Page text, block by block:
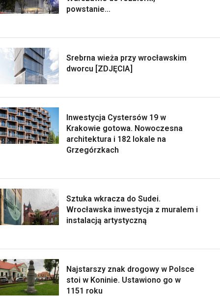
powstanie...
Srebrna wieża przy wrocławskim
dworcu [ZDJĘCIA]
Inwestycja Cystersów 19 w
Krakowie gotowa. Nowoczesna
architektura i 182 lokale na
Grzegórzkach
Sztuka wkracza do Sudei.
Wrocławska inwestycja z muralem i
instalacją artystyczną
Najstarszy znak drogowy w Polsce
stoi w Koninie. Ustawiono go w
1151 roku